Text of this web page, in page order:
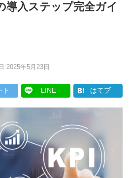
導入ステップ完全ガイ
:2025年5月23日
ト LINE はてブ